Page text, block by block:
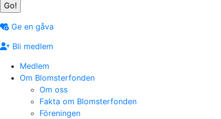
Ge en gåva
Bli medlem
Medlem
Om Blomsterfonden
Om oss
Fakta om Blomsterfonden
Föreningen